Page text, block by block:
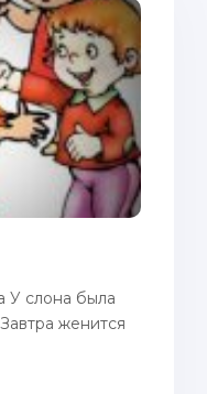
У слона была
женится